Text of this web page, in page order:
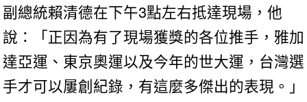
副總統賴清德在下午3點左右抵達現場，他
說：「正因為有了現場獲獎的各位推手，雅加
達亞運、東京奧運以及今年的世大運，台灣選
手才可以屢創紀錄，有這麼多傑出的表現。」